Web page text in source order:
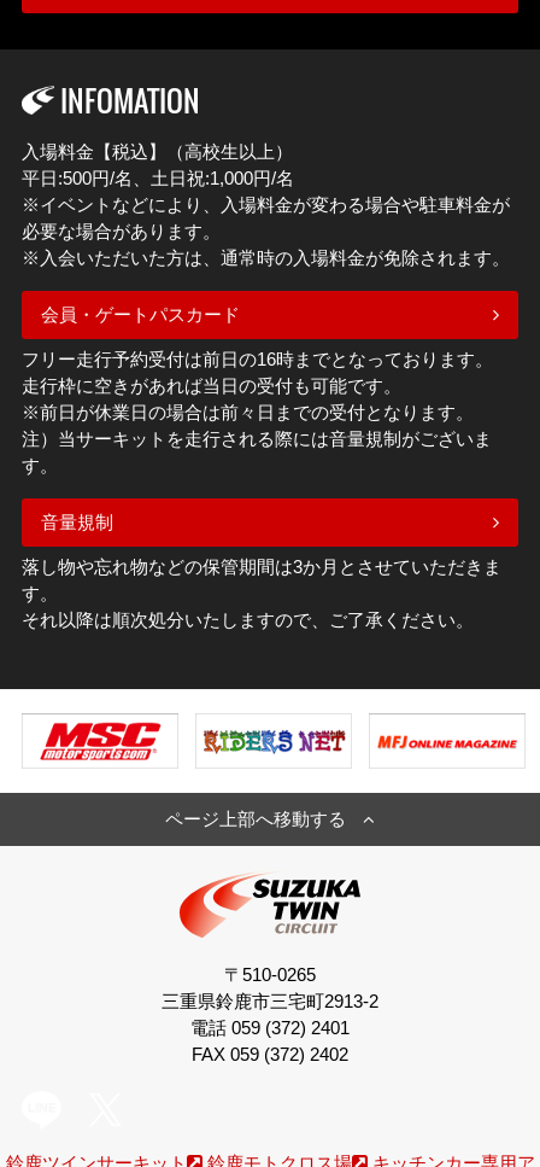
INFOMATION
入場料金【税込】（高校生以上）
平日:500円/名、土日祝:1,000円/名
※イベントなどにより、入場料金が変わる場合や駐車料金が
必要な場合があります。
※入会いただいた方は、通常時の入場料金が免除されます。
会員・ゲートパスカード
フリー走行予約受付は前日の16時までとなっております。
走行枠に空きがあれば当日の受付も可能です。
※前日が休業日の場合は前々日までの受付となります。
注）当サーキットを走行される際には音量規制がございま
す。
音量規制
落し物や忘れ物などの保管期間は3か月とさせていただきま
す。
それ以降は順次処分いたしますので、ご了承ください。
ページ上部へ移動する
〒510-0265
三重県鈴鹿市三宅町2913-2
電話 059 (372) 2401
FAX 059 (372) 2402
鈴鹿ツインサーキット 鈴鹿モトクロス場 キッチンカー専用ア